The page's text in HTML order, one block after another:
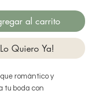
al carrito
Quiero Ya!
romántico y
tu boda con